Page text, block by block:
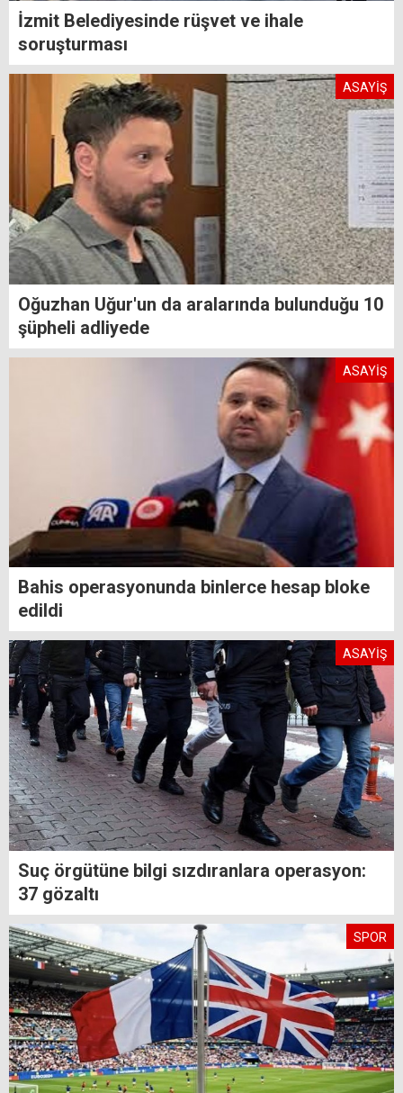
İzmit Belediyesinde rüşvet ve ihale
soruşturması
ASAYİŞ
Oğuzhan Uğur'un da aralarında bulunduğu 10
şüpheli adliyede
ASAYİŞ
Bahis operasyonunda binlerce hesap bloke
edildi
ASAYİŞ
Suç örgütüne bilgi sızdıranlara operasyon:
37 gözaltı
SPOR